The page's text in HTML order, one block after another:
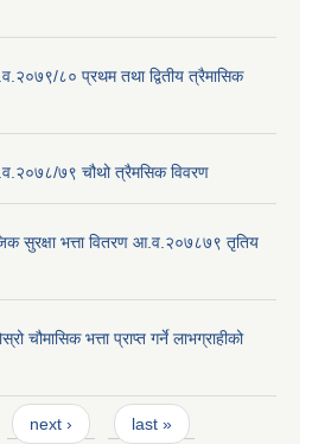
८० प्रथम तथा द्वितीय त्रैमासिक
७९ चौथो त्रैमसिक विवरण
सुरक्षा भत्ता वितरण आ.व.२०७८७९ तृतिय
भत्ता प्राप्त गर्ने लाभग्राहीको
next › last »